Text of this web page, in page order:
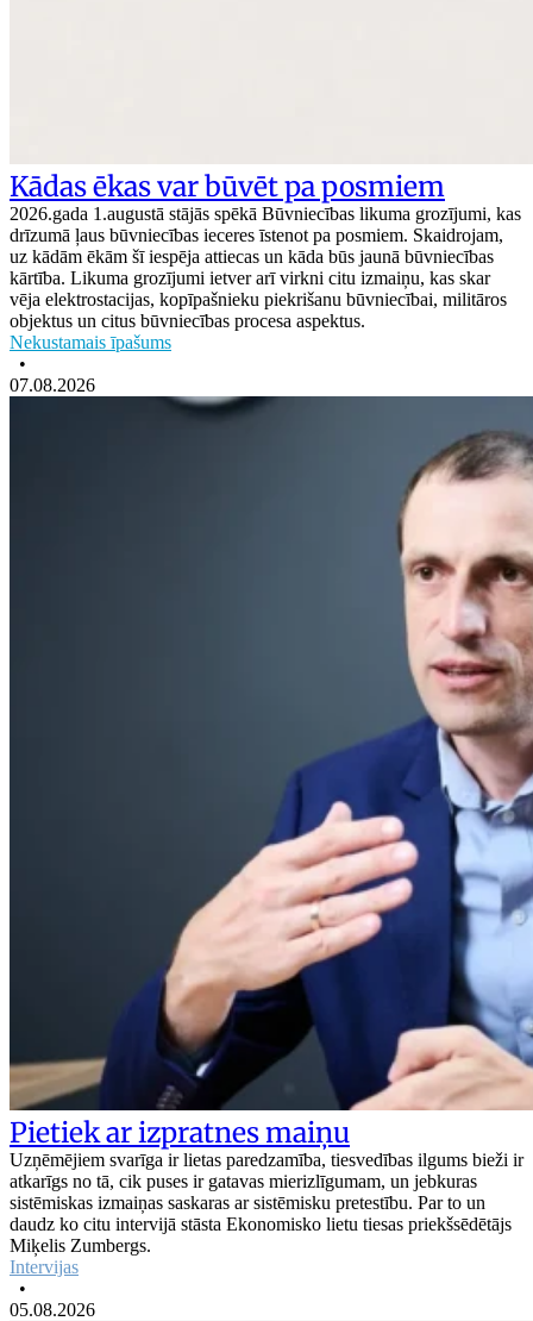
Kādas ēkas var būvēt pa posmiem
2026.gada 1.augustā stājās spēkā Būvniecības likuma grozījumi, kas
drīzumā ļaus būvniecības ieceres īstenot pa posmiem. Skaidrojam,
uz kādām ēkām šī iespēja attiecas un kāda būs jaunā būvniecības
kārtība. Likuma grozījumi ietver arī virkni citu izmaiņu, kas skar
vēja elektrostacijas, kopīpašnieku piekrišanu būvniecībai, militāros
objektus un citus būvniecības procesa aspektus.
Nekustamais īpašums
•
07.08.2026
Pietiek ar izpratnes maiņu
Uzņēmējiem svarīga ir lietas paredzamība, tiesvedības ilgums bieži ir
atkarīgs no tā, cik puses ir gatavas mierizlīgumam, un jebkuras
sistēmiskas izmaiņas saskaras ar sistēmisku pretestību. Par to un
daudz ko citu intervijā stāsta Ekonomisko lietu tiesas priekšsēdētājs
Miķelis Zumbergs.
Intervijas
•
05.08.2026